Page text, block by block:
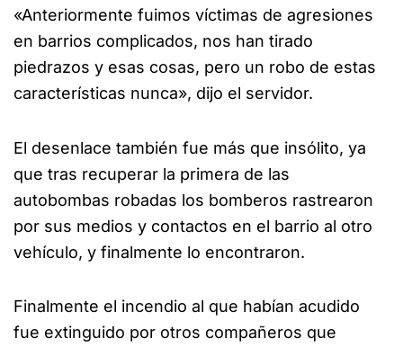
«Anteriormente fuimos víctimas de agresiones
en barrios complicados, nos han tirado
piedrazos y esas cosas, pero un robo de estas
características nunca», dijo el servidor.
El desenlace también fue más que insólito, ya
que tras recuperar la primera de las
autobombas robadas los bomberos rastrearon
por sus medios y contactos en el barrio al otro
vehículo, y finalmente lo encontraron.
Finalmente el incendio al que habían acudido
fue extinguido por otros compañeros que